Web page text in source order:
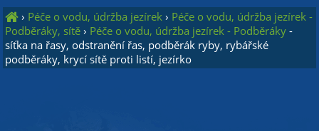
› Péče o vodu, údržba jezírek › Péče o vodu, údržba jezírek -
Podběráky, sítě › Péče o vodu, údržba jezírek - Podběráky -
síťka na řasy, odstranění řas, podběrák ryby, rybářské
podběráky, krycí sítě proti listí, jezírko